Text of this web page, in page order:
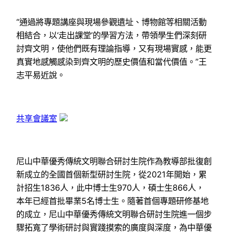
“通過將專題講座與現場參觀遺址、博物館等相關活動
相結合，以‘走出課堂’的學習方法，帶領學生們深刻研
討齊文明，使他們既有理論指導，又有現場實感，能更
真實地感觸感染到齊文明的歷史價值和當代價值。”王
志平易近說。
共享會議室
尼山中華優秀傳統文明聯合研討生院作為教導部批復創
新成立的全國首個新型研討生院，從2021年開始，累
計招生1836人，此中博士生970人，碩士生866人，
本年已經首批畢業5名博士生。隨著首個專題研修基地
的成立，尼山中華優秀傳統文明聯合研討生院進一個步
驟拓寬了學術研討與實踐摸索的廣度與深度，為中華優